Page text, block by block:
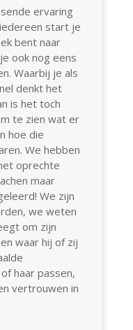
ervaring
start je
bent naar
ook nog eens
Waarbij je als
denkt het
is het toch
te zien wat er
hoe die
We hebben
oprechte
maar
We zijn
we weten
om zijn
waar hij of zij
haar passen,
vertrouwen in